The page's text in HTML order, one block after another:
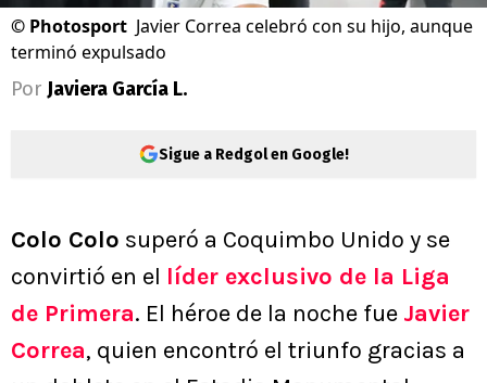
© Photosport Javier Correa celebró con su hijo, aunque
terminó expulsado
Por Javiera García L.
Sigue a Redgol en Google!
Colo Colo superó a Coquimbo Unido y se
convirtió en el líder exclusivo de la Liga
de Primera. El héroe de la noche fue Javier
Correa, quien encontró el triunfo gracias a